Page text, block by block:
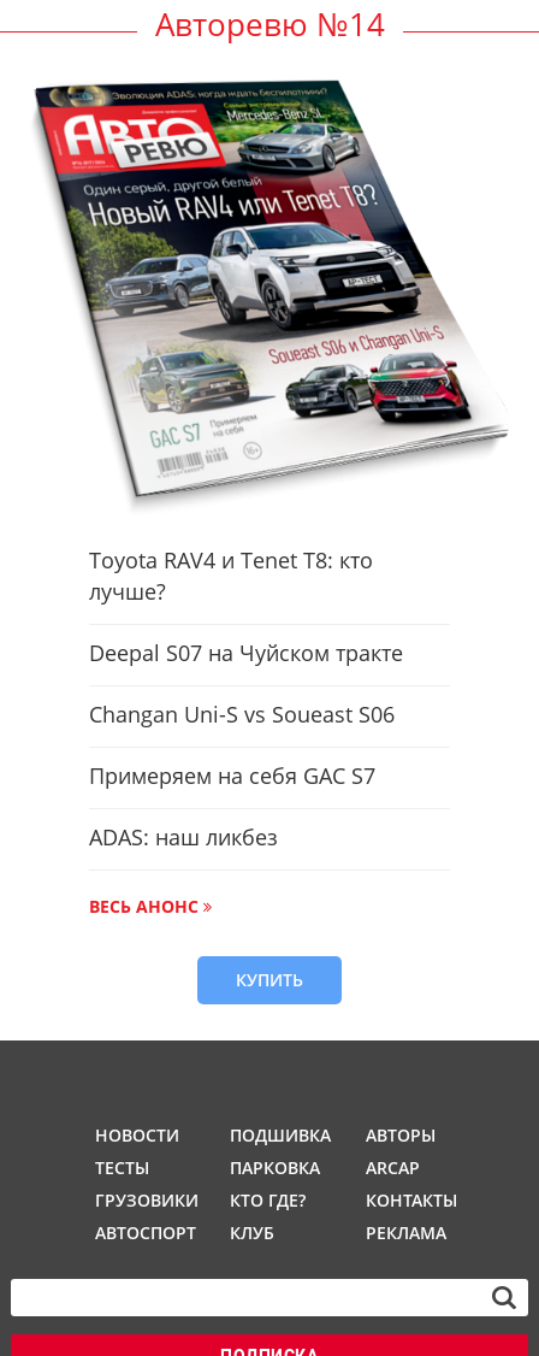
Авторевю №14
Toyota RAV4 и Tenet T8: кто
лучше?
Deepal S07 на Чуйском тракте
Changan Uni-S vs Soueast S06
Примеряем на себя GAC S7
ADAS: наш ликбез
ВЕСЬ АНОНС
КУПИТЬ
НОВОСТИ
ТЕСТЫ
ГРУЗОВИКИ
АВТОСПОРТ
ПОДШИВКА
ПАРКОВКА
КТО ГДЕ?
КЛУБ
АВТОРЫ
ARCAP
КОНТАКТЫ
РЕКЛАМА